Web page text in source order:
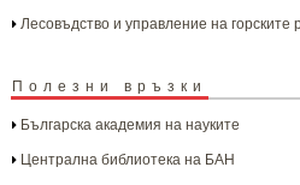
Лесовъдство и управление на горските
Полезни връзки
Българска aкадемия на науките
Централна библиотека на БАН